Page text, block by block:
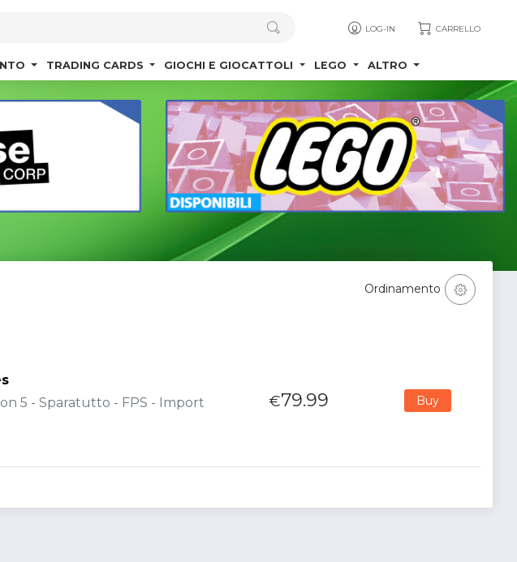
LOG-IN CARRELLO
TRADING CARDS GIOCHI E GIOCATTOLI LEGO ALTRO
Ordinamento
5 - Sparatutto - FPS - Import
€79.99 Buy